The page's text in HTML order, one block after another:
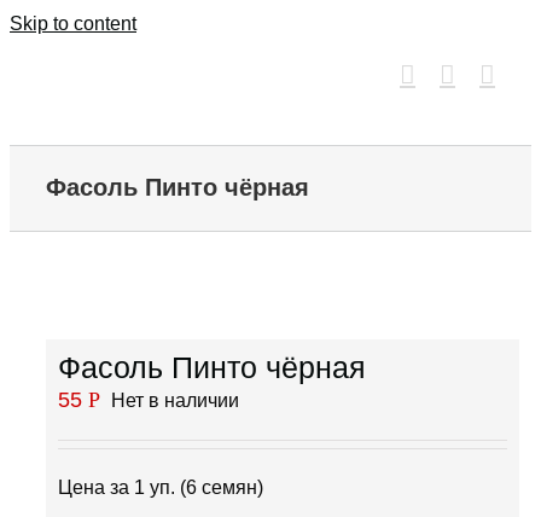
Skip to content
Фасоль Пинто чёрная
Фасоль Пинто чёрная
55 Р Нет в наличии
Цена за 1 уп. (6 семян)